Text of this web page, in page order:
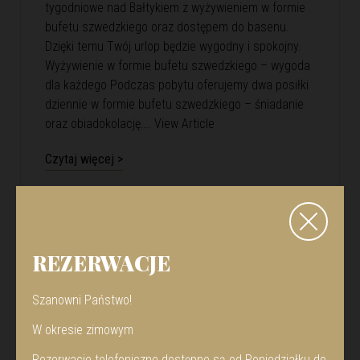
tygodniowe nad Bałtykiem z wyżywieniem w formie
bufetu szwedzkiego oraz dostępem do basenu.
Dzięki temu Twój urlop będzie wygodny i spokojny.
Wyżywienie w formie bufetu szwedzkiego – wygoda
dla każdego Podczas pobytu oferujemy dwa posiłki
dziennie w formie bufetu szwedzkiego – śniadanie
oraz obiadokolację…. View Article
Czytaj więcej >
REZERWACJE
Szanowni Państwo!
W okresie zimowym